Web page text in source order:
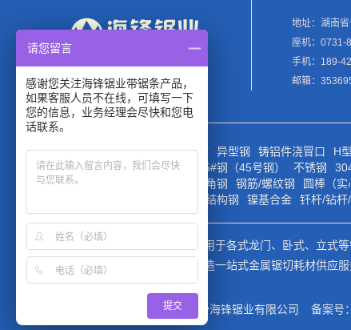
地址：湖南
座机：0731-
手机：189-
邮箱：
合金钢 低合金钢 薄壁管材 异型钢 铸铝件浇冒口 H
铸铁
锻件 钢轨/轨道钢 45#钢（45号钢） 不锈钢
厚壁槽钢
厚壁角钢 钢筋/螺纹钢 圆棒（实
结构钢 镍基合金 钎杆/钻杆
海锋锯业公司专业生产销售用于各式龙门、卧式、立式
完善的售前售后服务体系打造一站式金属锯切耗材供应
版权所有 © 2002-2023 长沙海锋锯业有限公司 备案号：
请您留言
感谢您关注海锋锯业带锯条产品，
如果客服人员不在线，可填写一下
您的信息，业务经理会尽快和您电
话联系。
提交